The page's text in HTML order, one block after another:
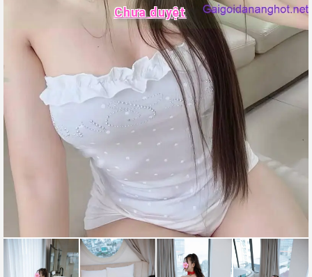
Chưa duyệt